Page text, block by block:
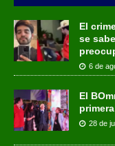
El
se
6 de
El
28 de